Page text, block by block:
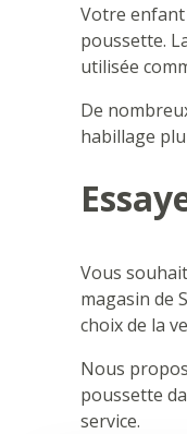
Votre
poussette.
utilisée
De
habillage
Vous
magasin de
choix de la
Nous
poussette
service.